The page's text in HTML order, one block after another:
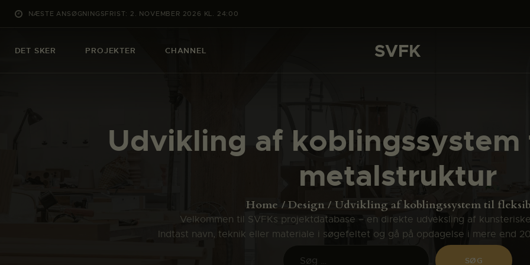
NÆSTE ANSØGNINGSFRIST: 2. NOVEMBER 2026 KL. 24:00
DET SKER PROJEKTER CHANNEL SVFK
Udvikling af
metalstruktur
Home Design Udvikling af koblingssystem til
Velkommen til SVFKs projektdatabase – en direkte udveksling af
Indtast navn, teknik eller materiale i søgefeltet og gå på opdagelse i mere end
SVFK
PROJEKTER
OM SVFK
ENGLISH